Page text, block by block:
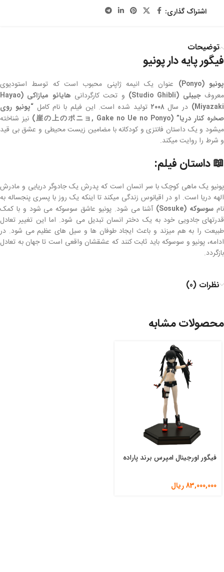
اشتراک گذاری:
توضیحات
فیگور پایه دار پونیو
پونیو (Ponyo)
عنوان یک انیمه ژاپنی محبوب است که توسط استودیوی
معروفجیبلی (Studio Ghibli) و تحت کارگردانی
هایائو میازاکی (Hayao
Miyazaki)
در سال۲۰۰۸ تولید شده است. این فیلم با نام کامل“پونیو روی
صخره کنار دریا” (崖の上のポニョ, Gake no Ue no Ponyo)
نیز شناخته
میشود و یک داستان فانتزی و کودکانه با مضامین زیست محیطی و عشق بی قید
و شرط را روایت میکند.
📖داستان فیلم:
پونیو یک ماهی کوچک با سر انسان است که پدرش یک جادوگر دریایی و مادرش
الهه دریا است. او در اقیانوس زندگی میکند تا اینکه یک روز با پسری پنجساله به
نام سوسوکه (Sosuke)
آشنا می شود. پونیو عاشق سوسوکه می شود و با کمک
قدرتهای جادویی خود به یک دختر انسان تبدیل می شود. اما این تغییر تعادل
طبیعت را به هم میزند و باعث ایجاد طوفان ها و سیل های عظیم می شود. در
ادامه، پونیو و سوسوکه باید ثابت کنند که عشقشان واقعی است تا جهان به تعادل
بازگردد.
نظرات (0)
محصولات مشابه
فیگور اورجینال امپرس برند پاراده
83,000,000ریال